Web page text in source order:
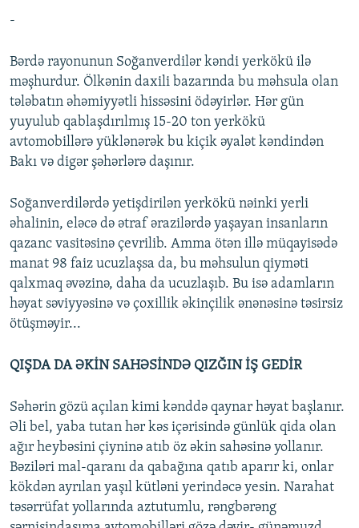
-
Bərdə rayonunun Soğanverdilər kəndi yerkökü ilə
məşhurdur. Ölkənin daxili bazarında bu məhsula olan
tələbatın əhəmiyyətli hissəsini ödəyirlər. Hər gün
yuyulub qablaşdırılmış 15-20 ton yerkökü
avtomobillərə yüklənərək bu kiçik əyalət kəndindən
Bakı və digər şəhərlərə daşınır.
Soğanverdilərdə yetişdirilən yerkökü nəinki yerli
əhalinin, eləcə də ətraf ərazilərdə yaşayan insanların
qazanc vasitəsinə çevrilib. Amma ötən illə müqayisədə
manat 98 faiz ucuzlaşsa da, bu məhsulun qiyməti
qalxmaq əvəzinə, daha da ucuzlaşıb. Bu isə adamların
həyat səviyyəsinə və çoxillik əkinçilik ənənəsinə təsirsiz
ötüşməyir...
QIŞDA DA ƏKİN SAHƏSİNDƏ QIZĞIN İŞ GEDİR
Səhərin gözü açılan kimi kənddə qaynar həyat başlanır.
Əli bel, yaba tutan hər kəs içərisində günlük qida olan
ağır heybəsini çiyninə atıb öz əkin sahəsinə yollanır.
Bəziləri mal-qaranı da qabağına qatıb aparır ki, onlar
kökdən ayrılan yaşıl kütləni yerindəcə yesin. Narahat
təsərrüfat yollarında aztutumlu, rəngbərəng